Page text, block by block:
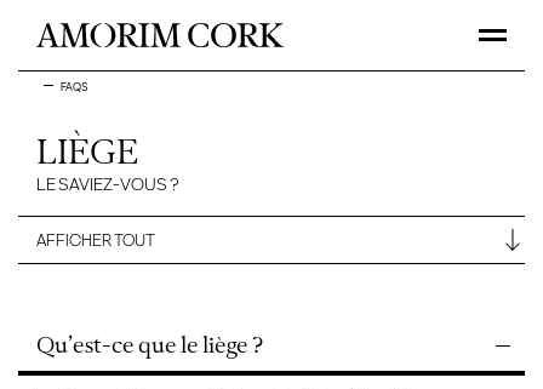
FAQS
LIÈGE
LE SAVIEZ-VOUS ?
Qu’est-ce que le liège ?